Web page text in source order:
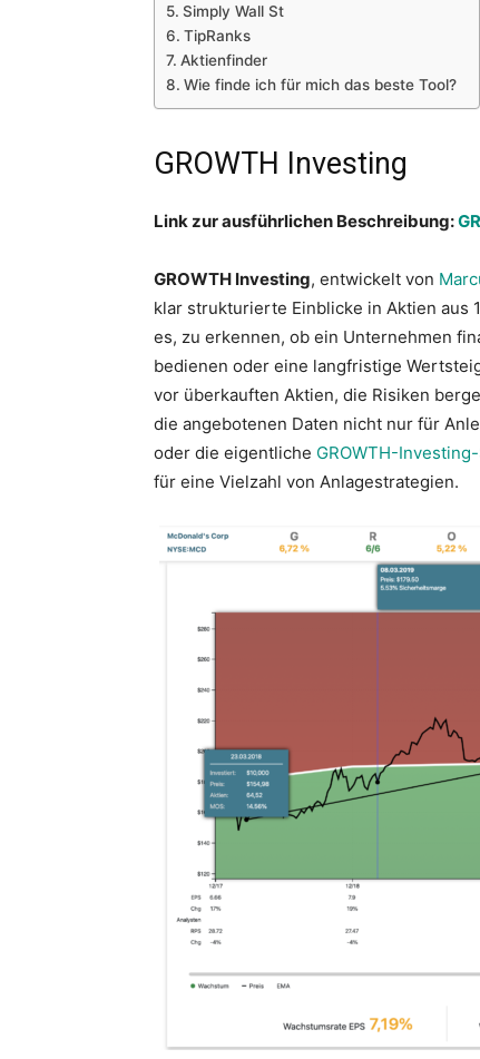
Simply Wall St
TipRanks
Aktienfinder
Wie finde ich für mich das beste Tool?
GROWTH Investing
Link zur ausführlichen Beschreibung:
GROWTH Investing, entwickelt von
klar strukturierte Einblicke in Aktien aus
es, zu erkennen, ob ein Unternehmen
bedienen oder eine langfristige
vor überkauften Aktien, die Risiken
die angebotenen Daten nicht nur für
oder die eigentliche GROWTH-
für eine Vielzahl von Anlagestrategien.